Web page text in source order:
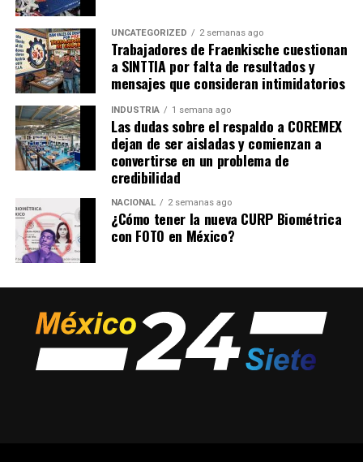
UNCATEGORIZED 2 semanas ago
Trabajadores de Fraenkische cuestionan
a SINTTIA por falta de resultados y
mensajes que consideran intimidatorios
INDUSTRIA 1 semana ago
Las dudas sobre el respaldo a COREMEX
dejan de ser aisladas y comienzan a
convertirse en un problema de
credibilidad
NACIONAL 2 semanas ago
¿Cómo tener la nueva CURP Biométrica
con FOTO en México?